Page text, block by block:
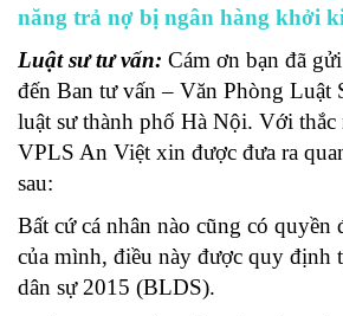
năng trả nợ bị ngân hàng khởi
Luật sư tư vấn: Cám ơn bạn đã
đến Ban tư vấn – Văn Phòng Luật
luật sư thành phố Hà Nội. Với thắc
VPLS An Việt xin được đưa ra
sau:
Bất cứ cá nhân nào cũng có
của mình, điều này được quy định
dân sự 2015 (BLDS).